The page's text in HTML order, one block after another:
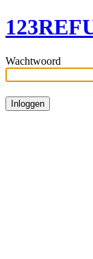
Wachtwoord